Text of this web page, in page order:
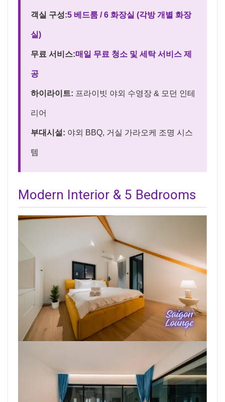
객실 구성:5 베드룸 / 6 화장실 (각방 개별 화장
실)
무료 서비스:매일 무료 청소 및 세탁 서비스 제
공
하이라이트: 프라이빗 야외 수영장 & 모던 인테
리어
부대시설: 야외 BBQ, 거실 가라오케 조명 시스
템
Modern Interior & 5 Bedrooms